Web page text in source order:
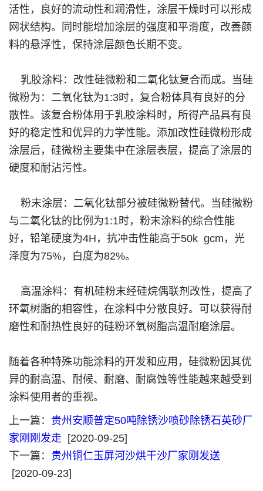
活性，良好的流动性和润滑性，涂层干燥时可以形成
网状结构。同时能增加涂层的强度和平滑度，改善颜
料的悬浮性，保持涂层颜色长期不变。
乳胶涂料：改性硅微粉和二氧化钛复合而成。当硅
微粉为：二氧化钛为1:3时，复合粉体具有良好的分
散性。该复合粉体用于乳胶涂料时，所得产品具有良
好的稳定性和优异的力学性能。添加改性硅微粉形成
涂层后，硅微粉主要集中在涂层表层，提高了涂层的
硬度和耐沾污性。
粉末涂层：二氧化钛部分被硅微粉替代。当硅微粉
与二氧化钛的比例为1:1时，粉末涂料的综合性能
好，铅笔硬度为4H，抗冲击性能高于50k gcm，光
泽度为75%，白度为82%。
高温涂料：有机硅粉末经硅烷偶联剂改性，提高了
环氧树脂的相容性，在涂料中分散良好。可以获得耐
磨性和耐热性良好的硅粉环氧树脂高温耐磨涂层。
随着各种特殊功能涂料的开发和应用，硅微粉因其优
异的耐高温、耐候、耐磨、耐腐蚀等性能越来越受到
涂料使用者的重视。
上一篇： 贵州安顺普定50吨除锈沙喷砂除锈石英砂厂
家刚刚发走
[2020-09-25]
下一篇： 贵州铜仁玉屏河沙烘干沙厂家刚发送
[2020-09-23]